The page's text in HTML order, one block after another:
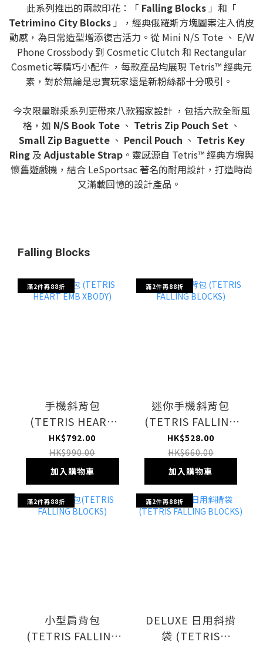
此系列推出的兩款印花：「 Falling Blocks 」和「
Tetrimino City Blocks 」，經典俄羅斯方塊圖案注入俏皮
動感，為日常造型增添復古活力。從 Mini N/S Tote 、 E/W
Phone Crossbody 到 Cosmetic Clutch 和 Rectangular
Cosmetic等精巧小配件 ，每款產品均展現 Tetris™ 經典元
素，對於無論是忠實玩家還是新粉絲都十分吸引。
今次限量聯乘系列更帶來八款獨家設計 ，包括六款全新風
格，如 N/S Book Tote 、 Tetris Zip Pouch Set 、
Small Zip Baguette、 Pencil Pouch 、 Tetris Key
Ring及Adjustable Strap 。靈感源自 Tetris™ 經典方塊與
懷舊遊戲機，結合 LeSportsac 著名的耐用設計，打造時尚
又滿載回憶的設計產品。
Falling Blocks
滿2件再88折
手機斜背包
(TETRIS HEART
EMB XBODY)
HK$792.00
HK$990.00
加入購物車
滿2件再88折
迷你手機斜背包
(TETRIS FALLING
BLOCKS)
HK$528.00
HK$660.00
加入購物車
滿2件再88折
小型肩背包
(TETRIS FALLING
滿2件再88折
DELUXE 日用斜揹
袋 (TETRIS